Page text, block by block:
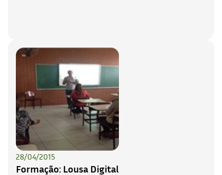
28/04/2015
Formação: Lousa Digital